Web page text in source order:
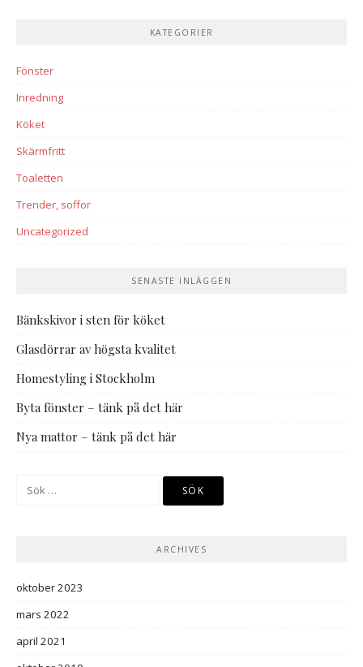
KATEGORIER
Fönster
Inredning
Köket
Skärmfritt
Toaletten
Trender, soffor
Uncategorized
SENASTE INLÄGGEN
Bänkskivor i sten för köket
Glasdörrar av högsta kvalitet
Homestyling i Stockholm
Byta fönster – tänk på det här
Nya mattor – tänk på det här
Sök
ARCHIVES
oktober 2023
mars 2022
april 2021